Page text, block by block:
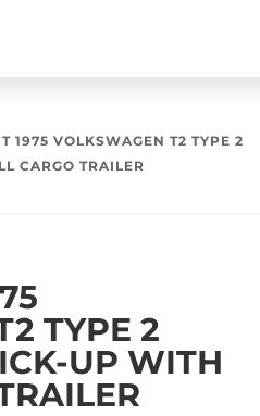
1975 VOLKSWAGEN T2 TYPE 2
CARGO TRAILER
TYPE 2
UP WITH